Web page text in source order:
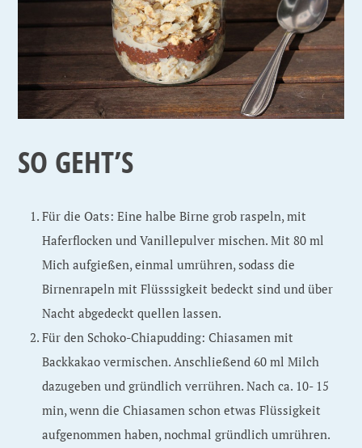
SO GEHT’S
Für die Oats: Eine halbe Birne grob raspeln, mit
Haferflocken und Vanillepulver mischen. Mit 80 ml
Mich aufgießen, einmal umrühren, sodass die
Birnenrapeln mit Flüsssigkeit bedeckt sind und über
Nacht abgedeckt quellen lassen.
Für den Schoko-Chiapudding: Chiasamen mit
Backkakao vermischen. Anschließend 60 ml Milch
dazugeben und gründlich verrühren. Nach ca. 10- 15
min, wenn die Chiasamen schon etwas Flüssigkeit
aufgenommen haben, nochmal gründlich umrühren.